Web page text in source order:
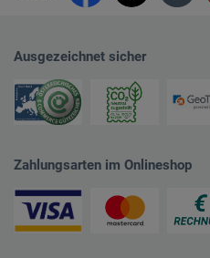
Ausgezeichnet sicher
Zahlungsarten im Onlineshop